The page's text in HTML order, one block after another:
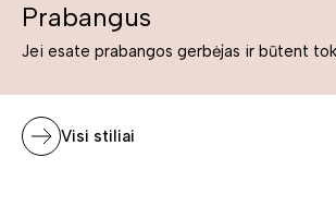
Prabangus
Visi stiliai